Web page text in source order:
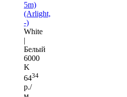
5m)
(Arlight,
-)
White
|
Белый
6000
K
6434
р./